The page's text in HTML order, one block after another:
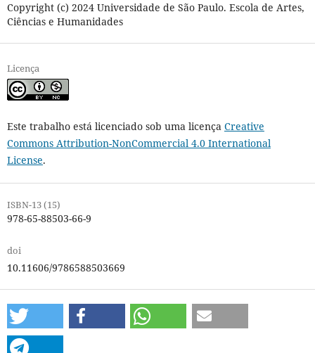
Copyright (c) 2024 Universidade de São Paulo. Escola de Artes,
Ciências e Humanidades
Licença
Este trabalho está licenciado sob uma licença Creative
Commons Attribution-NonCommercial 4.0 International
License.
ISBN-13 (15)
978-65-88503-66-9
doi
10.11606/9786588503669